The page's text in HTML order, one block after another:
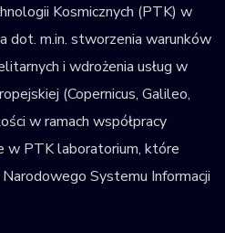
Kosmicznych (PTK) w
dot. m.in. stworzenia warunków
i wdrożenia usług w
(Copernicus, Galileo,
w ramach współpracy
w PTK laboratorium, które
Systemu Informacji